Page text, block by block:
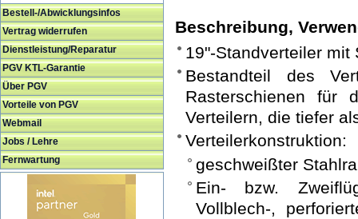
Bestell-/Abwicklungsinfos
Vertrag widerrufen
Dienstleistung/Reparatur
PGV KTL-Garantie
Über PGV
Vorteile von PGV
Webmail
Jobs / Lehre
Fernwartung
Beschreibung,
19"-Standverteiler mit
Bestandteil des
Rasterschienen für
Verteilern, die tiefer
Verteilerkonstruktion:
geschweißter
Ein- bzw.
Vollblech-,